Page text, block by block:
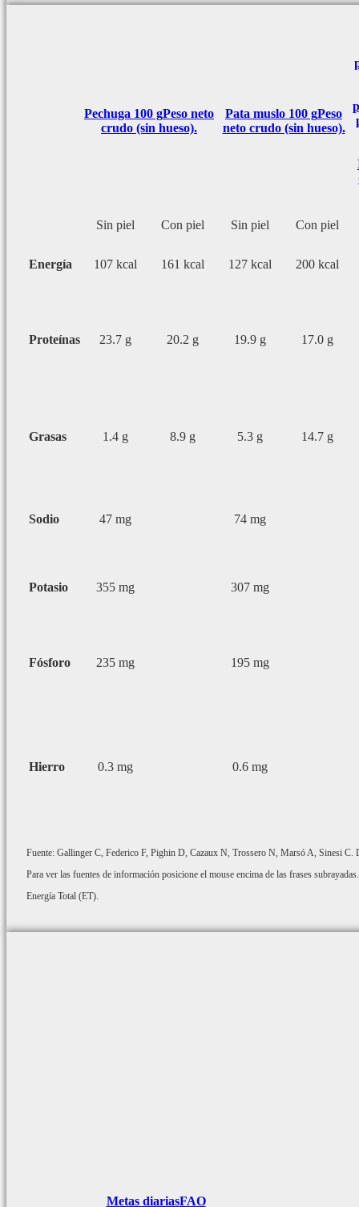
Pechuga 100 gPeso neto
crudo (sin hueso).
Pata muslo 100 gPeso
neto crudo (sin hueso).
Sin piel Con piel Sin piel Con piel
Energía 107 kcal 161 kcal 127 kcal 200 kcal
Proteínas 23.7 g 20.2 g 19.9 g 17.0 g
Grasas 1.4 g 8.9 g 5.3 g 14.7 g
Sodio 47 mg 74 mg
Potasio 355 mg 307 mg
Fósforo 235 mg 195 mg
Hierro 0.3 mg 0.6 mg
Fuente: Gallinger C, Federico F, Pighin D, Cazaux N, Trossero N, Marsó A, Sinesi
Para ver las fuentes de información posicione el mouse encima de las frases subrayadas.
Energía Total (ET).
Metas diariasFAO